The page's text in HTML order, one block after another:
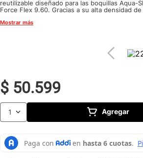
reutilizable diseñado para las boquillas Aqua-
Force Flex 9.60. Gracias a su alta densidad
lo convierte en una solución práctica y
Mostrar más
$ 50.599
1 Agregar
6.
ventilador
acero inoxidable